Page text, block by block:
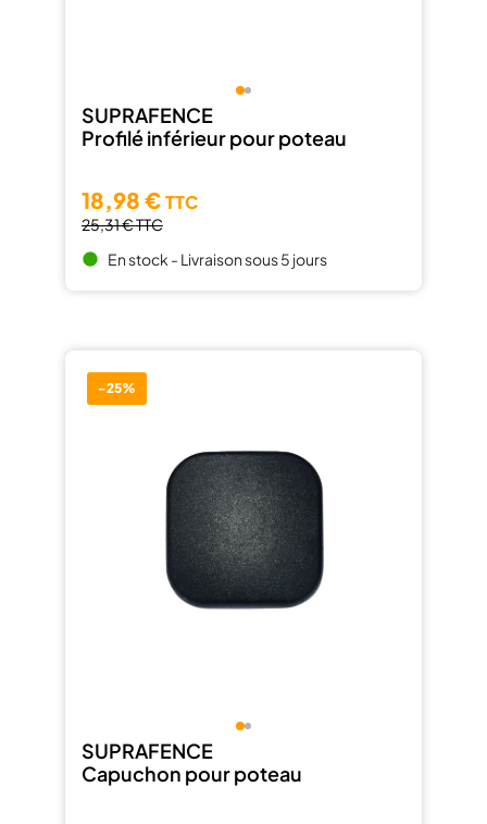
SUPRAFENCE
Profilé inférieur pour poteau
18,98 €TTC
25,31 €TTC
brightness_1 En stock - Livraison sous 5 jours
-25%
SUPRAFENCE
Capuchon pour poteau